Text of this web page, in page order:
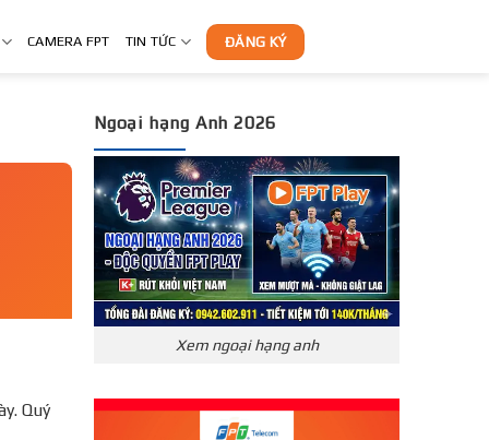
CAMERA FPT TIN TỨC ĐĂNG KÝ
Quý
Ngoại hạng Anh 2026
Xem ngoại hạng anh